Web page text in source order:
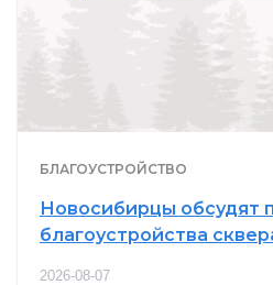
БЛАГОУСТРОЙСТВО
Новосибирцы обсудят
благоустройства
2026-08-07